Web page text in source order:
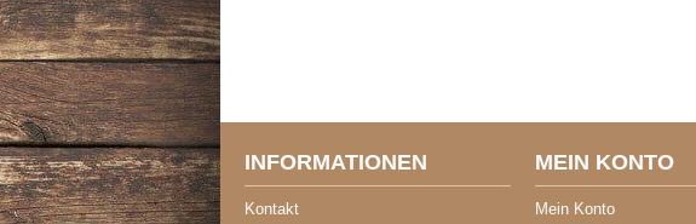
INFORMATIONEN
Kontakt
MEIN KONTO
Mein Konto